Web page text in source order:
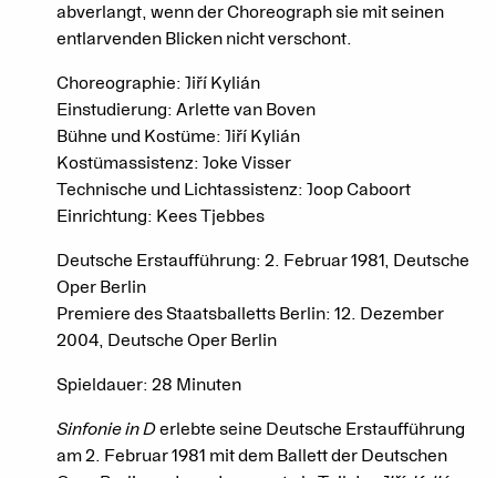
abverlangt, wenn der Choreograph sie mit seinen
entlarvenden Blicken nicht verschont.
Choreographie: Jiří Kylián
Einstudierung: Arlette van Boven
Bühne und Kostüme: Jiří Kylián
Kostümassistenz: Joke Visser
Technische und Lichtassistenz: Joop Caboort
Einrichtung: Kees Tjebbes
Deutsche Erstaufführung: 2. Februar 1981, Deutsche
Oper Berlin
Premiere des Staatsballetts Berlin: 12. Dezember
2004, Deutsche Oper Berlin
Spieldauer: 28 Minuten
Sinfonie in Derlebte seine Deutsche Erstaufführung
am 2. Februar 1981 mit dem Ballett der Deutschen